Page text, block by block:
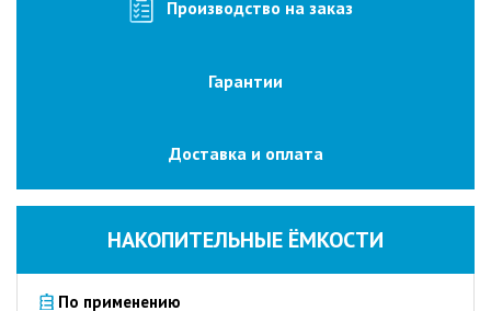
Производство на заказ
Гарантии
Доставка и оплата
НАКОПИТЕЛЬНЫЕ ЁМКОСТИ
По применению